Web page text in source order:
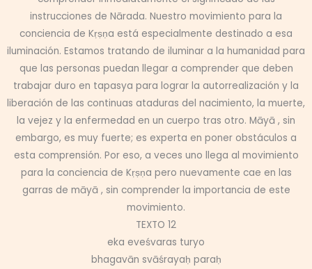
instrucciones de Nārada. Nuestro movimiento para la
conciencia de Kṛṣṇa está especialmente destinado a esa
iluminación. Estamos tratando de iluminar a la humanidad para
que las personas puedan llegar a comprender que deben
trabajar duro en tapasya para lograr la autorrealización y la
liberación de las continuas ataduras del nacimiento, la muerte,
la vejez y la enfermedad en un cuerpo tras otro. Māyā , sin
embargo, es muy fuerte; es experta en poner obstáculos a
esta comprensión. Por eso, a veces uno llega al movimiento
para la conciencia de Kṛṣṇa pero nuevamente cae en las
garras de māyā , sin comprender la importancia de este
movimiento.
TEXTO 12
eka eveśvaras turyo
bhagavān svāśrayaḥ paraḥ